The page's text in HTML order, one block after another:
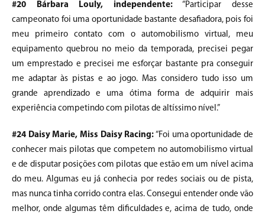
#20 Bárbara Louly, independente:“Participar desse
campeonato foi uma oportunidade bastante desafiadora, pois foi
meu primeiro contato com o automobilismo virtual, meu
equipamento quebrou no meio da temporada, precisei pegar
um emprestado e precisei me esforçar bastante pra conseguir
me adaptar às pistas e ao jogo. Mas considero tudo isso um
grande aprendizado e uma ótima forma de adquirir mais
experiência competindo com pilotas de altíssimo nível.”
#24 Daisy Marie, Miss Daisy Racing: “Foi uma oportunidade de
conhecer mais pilotas que competem no automobilismo virtual
e de disputar posições com pilotas que estão em um nível acima
do meu. Algumas eu já conhecia por redes sociais ou de pista,
mas nunca tinha corrido contra elas. Consegui entender onde vão
melhor, onde algumas têm dificuldades e, acima de tudo, onde